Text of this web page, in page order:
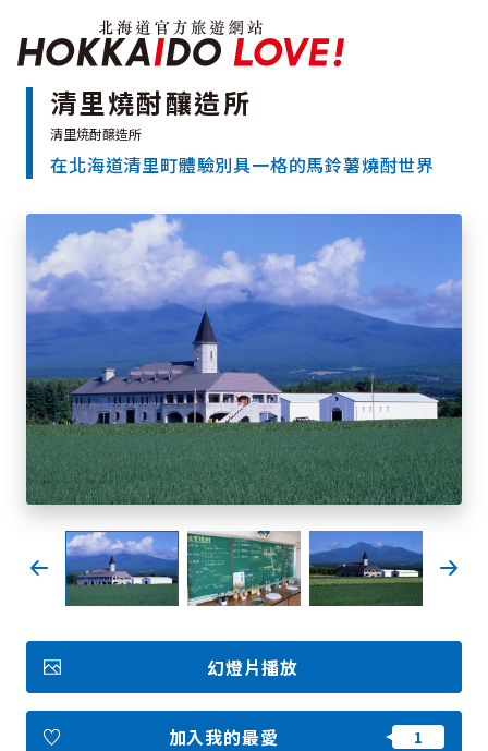
特輯
推薦行程
區域指南
美食
預約
交通指南
北海道簡介
依旅遊主題搜尋
下雨也能盡興
七個國立公園
邂逅絕景
基礎知識
我的最愛
book gram ube gram book
照片集
影片
使用條款
清里燒酎釀造所
在北海道清里町體驗別具一格的馬鈴薯燒酎世界
幻燈片播放
加入我的最愛